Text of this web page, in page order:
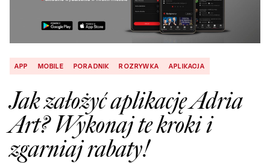
APP MOBILE PORADNIK ROZRYWKA APLIKACJA
Jak założyć aplikację Adria
Art? Wykonaj te kroki i
zgarniaj rabaty!